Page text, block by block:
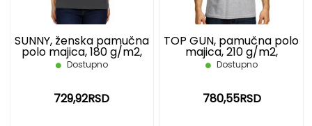
SUNNY, ženska pamučna
polo majica, 180 g/m2,
tamno siva, XXL
Dostupno
729,92RSD
TOP GUN, pamučna polo
majica, 210 g/m2,
pepeljasta, 3XL
Dostupno
780,55RSD